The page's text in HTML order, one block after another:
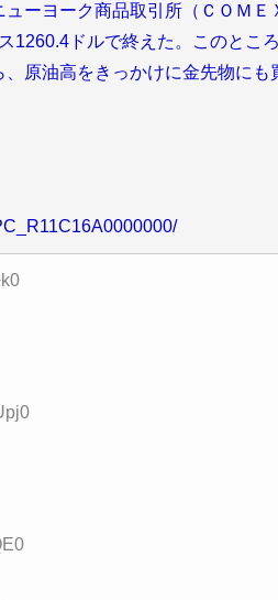
ーヨーク商品取引所（ＣＯＭＥ
1260.4ドルで終えた。このとこ
原油高をきっかけに金先物にも